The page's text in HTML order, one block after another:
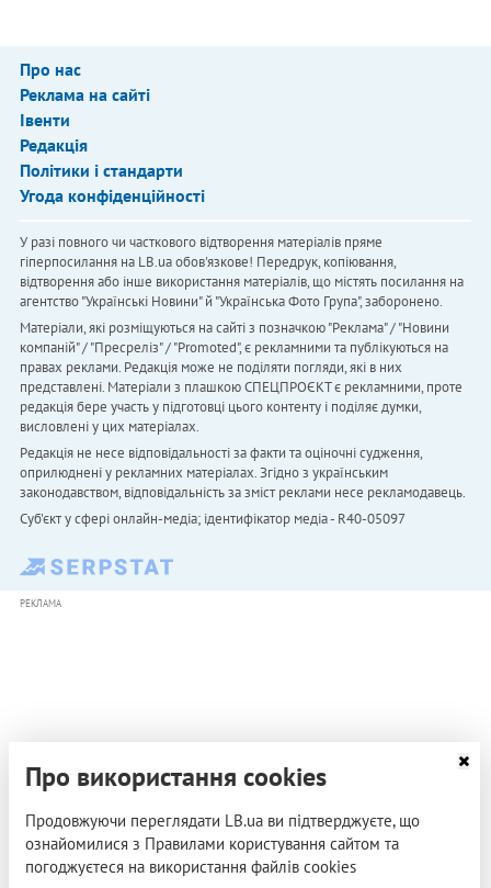
Про нас
Реклама на сайті
Івенти
Редакція
Політики і стандарти
Угода конфіденційності
У разі повного чи часткового відтворення матеріалів пряме
гіперпосилання на LB.ua обов'язкове! Передрук, копіювання,
відтворення або інше використання матеріалів, що містять посилання на
агентство "Українськi Новини" й "Українська Фото Група", заборонено.
Матеріали, які розміщуються на сайті з позначкою "Реклама" / "Новини
компаній" / "Пресреліз" / "Promoted", є рекламними та публікуються на
правах реклами. Редакція може не поділяти погляди, які в них
представлені. Матеріали з плашкою СПЕЦПРОЄКТ є рекламними, проте
редакція бере участь у підготовці цього контенту і поділяє думки,
висловлені у цих матеріалах.
Редакція не несе відповідальності за факти та оціночні судження,
оприлюднені у рекламних матеріалах. Згідно з українським
законодавством, відповідальність за зміст реклами несе рекламодавець.
Cуб'єкт у сфері онлайн-медіа; ідентифікатор медіа - R40-05097
РЕКЛАМА
Про використання cookies
Продовжуючи переглядати LB.ua ви підтверджуєте, що
ознайомилися з Правилами користування сайтом та
погоджуєтеся на використання файлів cookies